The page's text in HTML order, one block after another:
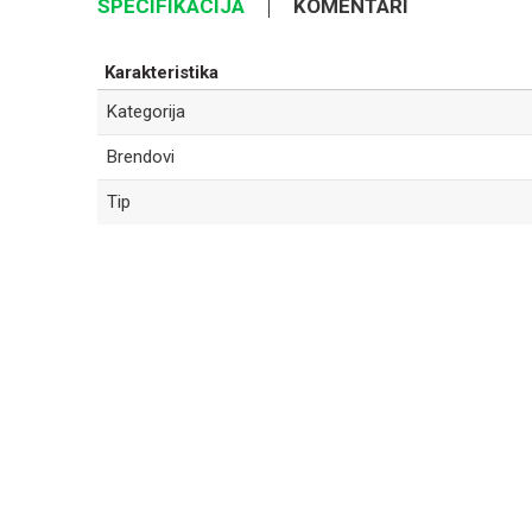
SPECIFIKACIJA KOMENTARI
Karakteristika
Kategorija
Brendovi
Tip